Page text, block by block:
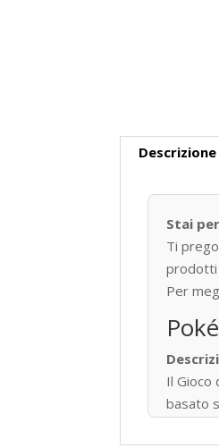
Descrizione
Stai
Ti
prodotti
Per
Il Gioco
basato